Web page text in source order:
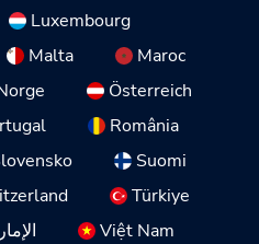
Luxembourg
Malta
Maroc
Österreich
România
Suomi
Türkiye
Việt Nam